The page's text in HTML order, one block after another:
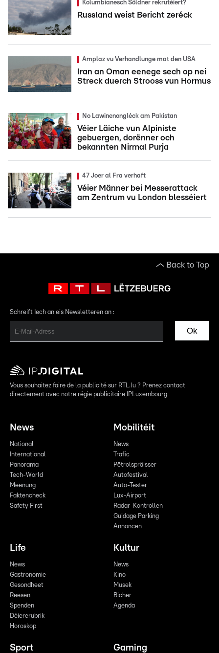
Kolumbianesch Söldner rekrutéiert?
Russland weist Bericht zeréck
Amplaz vu Verhandlunge mat den USA
Iran an Oman eenege sech op nei
Streck duerch Strooss vun Hormus
No Lawinenongléck am Pakistan
Véier Läiche vun Alpiniste
gebuergen, dorënner och
bekannten Nirmal Purja
47 Joer al Fra verhaft
Véier Männer bei Messerattack
am Zentrum vu London blesséiert
Back to Top
Schreift Iech an eis Newsletteren an :
Ok
Vous souhaitez faire de la publicité sur RTL.lu ? Prenez contact
directement avec notre régie publicitaire IPLuxembourg
News
National
International
Panorama
Tech-World
Meenung
Faktencheck
Safety First
Mobilitéit
News
Trafic
Pëtrolspräisser
Autofestival
Auto-Tester
Lux-Airport
Radar-Kontrollen
Guidage Parking
Annoncen
Life
News
Gastronomie
Gesondheet
Reesen
Spenden
Déiererubrik
Horoskop
Kultur
News
Kino
Musek
Bicher
Agenda
Sport Gaming